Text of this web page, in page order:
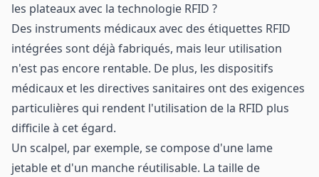
les plateaux avec la technologie RFID ?
Des instruments médicaux avec des étiquettes RFID
intégrées sont déjà fabriqués, mais leur utilisation
n'est pas encore rentable. De plus, les dispositifs
médicaux et les directives sanitaires ont des exigences
particulières qui rendent l'utilisation de la RFID plus
difficile à cet égard.
Un scalpel, par exemple, se compose d'une lame
jetable et d'un manche réutilisable. La taille de